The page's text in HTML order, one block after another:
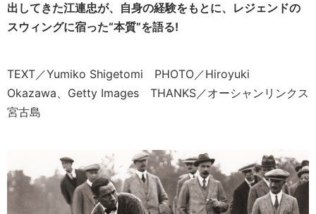
出してきた江連忠が、自身の経験をもとに、レジェンドの
スウィングに宿った“本質”を語る!
TEXT／Yumiko Shigetomi PHOTO／Hiroyuki
Okazawa、Getty Images THANKS／オーシャンリンクス
宮古島